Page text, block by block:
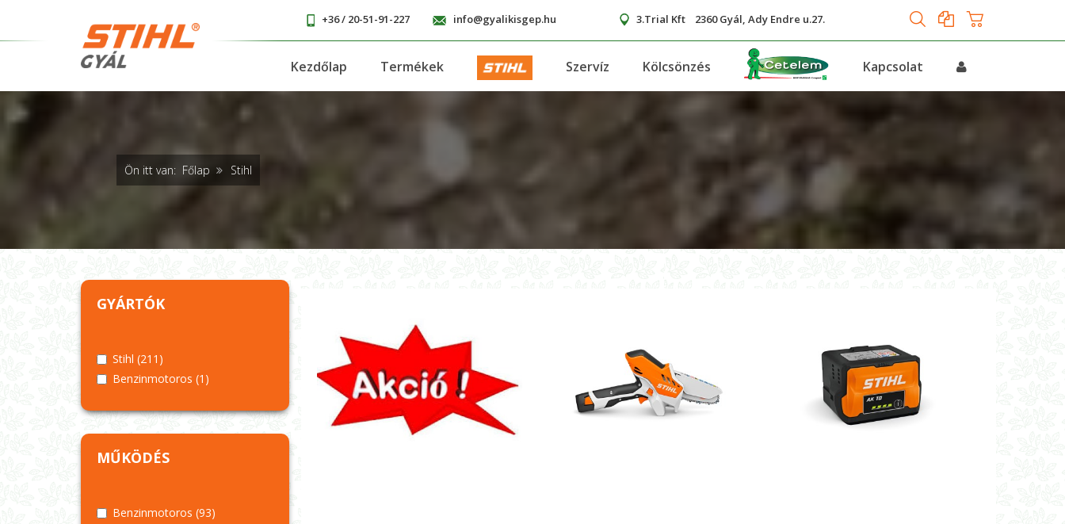
+36 / 20-51-91-227 info@gyalikisgep.hu 3.Trial Kft 2360 Gyál, Ady Endre u.27.
Kezdőlap Termékek Szervíz Kölcsönzés Kapcsolat
Ön itt van: Főlap Stihl
GYÁRTÓK
Stihl (211)
Benzinmotoros (1)
MŰKÖDÉS
Benzinmotoros (93)